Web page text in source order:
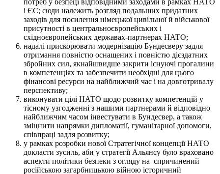
і ЄС; сюди належить розгляд подальших придатних
заходів для посилення німецької цивільної й військової
присутності в центральноєвропейських і
східноєвропейських державах-партнерах НАТО;
надалі прискорювати модернізацію Бундесверу задля
отримання повністю оснащених і повністю дієздатних
збройних сил, якнайшвидше закрити існуючі прогалини
в компетенціях та забезпечити необхідні для цього
фінансові ресурси на найближчий час і на довготривалу
перспективу;
виконувати цілі НАТО щодо розвитку компетенцій у
тісному узгодженні з нашими партнерами й відповідно
найближчим часом інвестувати в Бундесвер, а також
зміцнити напрямки дипломатії, гуманітарної допомоги,
співпраці задля розвитку;
у рамках розробки нової Стратегічної концепції НАТО
докласти зусиль, аби у стратегії Альянсу було враховано
аспекти політики безпеки з огляду на спричинений
російською загарбницькою війною історичний